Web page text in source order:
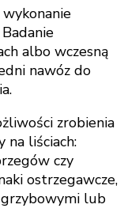
albo wczesną
nawóz do
zrobienia
na liściach:
czy
ostrzegawcze,
grzybowymi lub